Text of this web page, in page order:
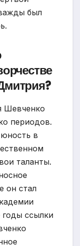
был
Шевченко
периодов.
в
таланты.
он стал
ссылки